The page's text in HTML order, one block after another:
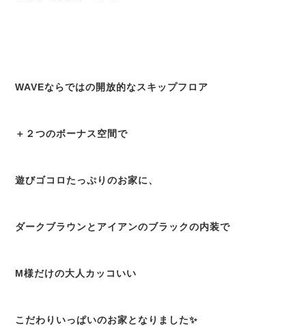
WAVEならではの開放的なスキップフロア
＋２つのボーナス空間で
遊びゴコロたっぷりのお家に、
ダークブラウンとアイアンのブラックの内装で
M様だけの大人カッコいい
こだわりいっぱいのお家となりました✨